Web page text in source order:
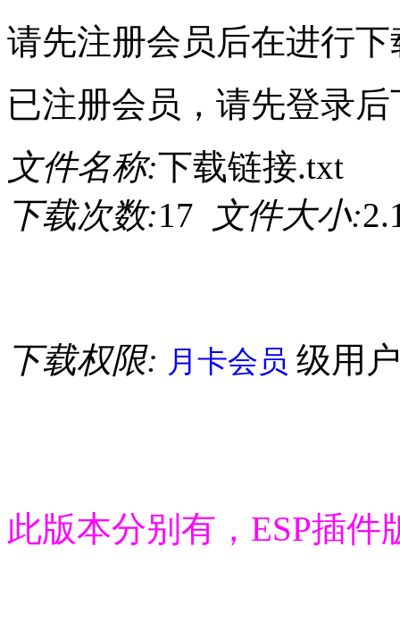
请先注册会员后在进行下
已注册会员，请先登录后
文件名称:下载链接.txt
下载次数:17 文件大小:
下载权限: 月卡会员 级用
此版本分别有，ESP插